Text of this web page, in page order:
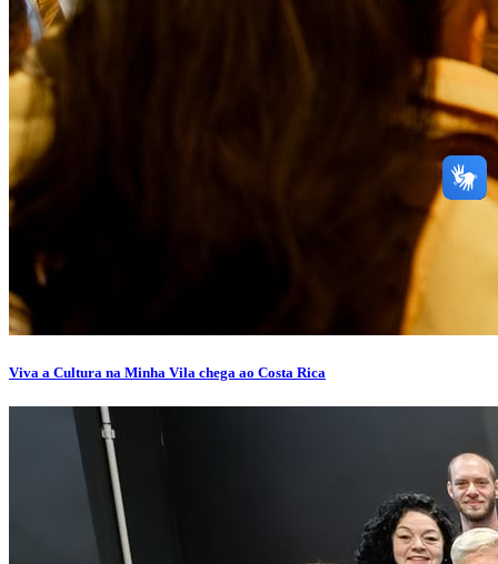
Viva a Cultura na Minha Vila chega ao Costa Rica